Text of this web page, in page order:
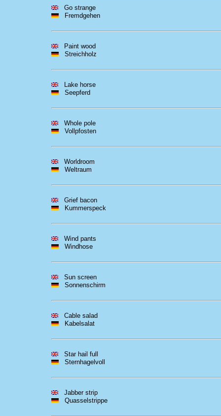
Go strange
Fremdgehen
Paint wood
Streichholz
Lake horse
Seepferd
Whole pole
Vollpfosten
Worldroom
Weltraum
Grief bacon
Kummerspeck
Wind pants
Windhose
Sun screen
Sonnenschirm
Cable salad
Kabelsalat
Star hail full
Sternhagelvoll
Jabber strip
Quasselstrippe